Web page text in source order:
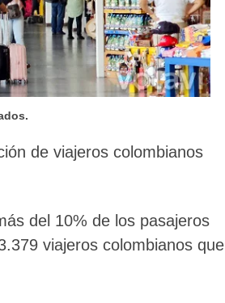
de viajeros colombianos
del 10% de los pasajeros
viajeros colombianos que